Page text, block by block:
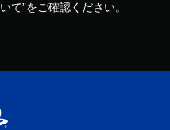
て”をご確認ください。